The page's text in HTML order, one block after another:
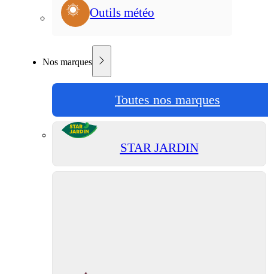
Outils météo
Nos marques
Toutes nos marques
STAR JARDIN